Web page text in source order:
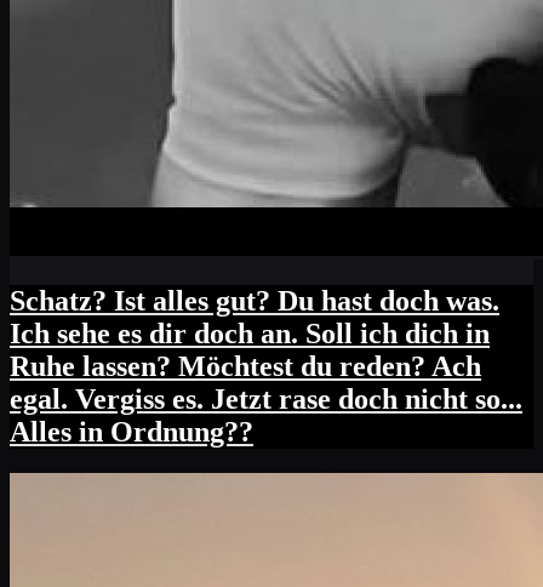
Schatz? Ist alles gut? Du hast doch was.
Ich sehe es dir doch an. Soll ich dich in
Ruhe lassen? Möchtest du reden? Ach
egal. Vergiss es. Jetzt rase doch nicht so...
Alles in Ordnung??